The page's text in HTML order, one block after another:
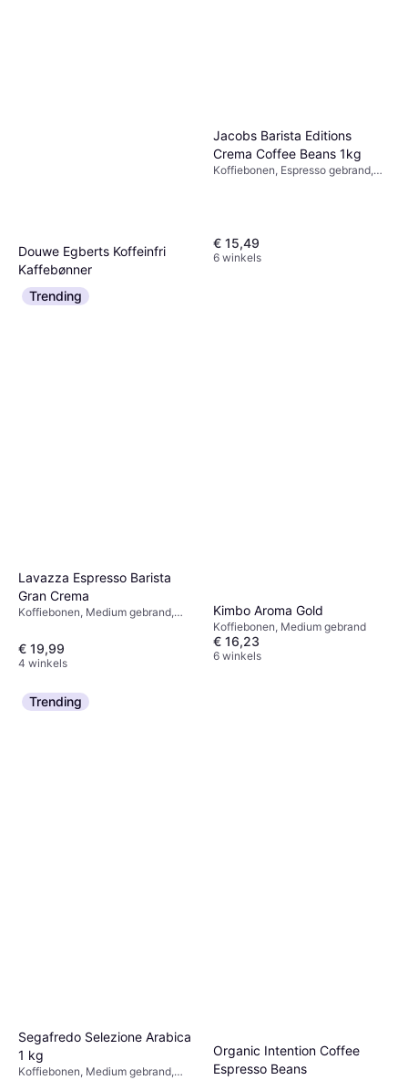
Douwe Egberts Koffeinfri
Kaffebønner
Koffiebonen
€ 10,99
Jacobs Barista Editions
Crema Coffee Beans 1kg
Koffiebonen, Espresso gebrand,
€ 15,49
6 winkels
Trending
Lavazza Espresso Barista
Gran Crema
Koffiebonen, Medium gebrand,
€ 19,99
4 winkels
Kimbo Aroma Gold
Koffiebonen, Medium gebrand
€ 16,23
6 winkels
Trending
Segafredo Selezione Arabica
1 kg
Koffiebonen, Medium gebrand,
Organic Intention Coffee
Espresso Beans